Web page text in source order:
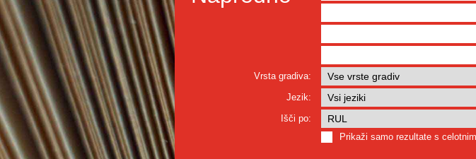
Vrsta gradiva:
Jezik:
Išči po:
Prikaži samo rezultate s